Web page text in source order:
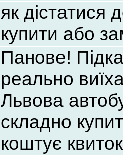
як дістатися
купити або
Панове!
реально
Львова
складно
коштує